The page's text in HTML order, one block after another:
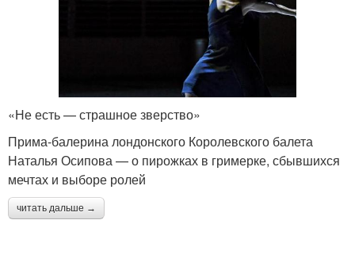
«Не есть — страшное зверство»
Прима-балерина лондонского Королевского балета
Наталья Осипова — о пирожках в гримерке, сбывшихся
мечтах и выборе ролей
читать дальше →